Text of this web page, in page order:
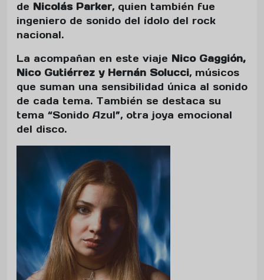
de Nicolás Parker, quien también fue
ingeniero de sonido del ídolo del rock
nacional.
La acompañan en este viaje Nico Gaggión,
Nico Gutiérrez y Hernán Solucci, músicos
que suman una sensibilidad única al sonido
de cada tema. También se destaca su
tema “Sonido Azul”, otra joya emocional
del disco.